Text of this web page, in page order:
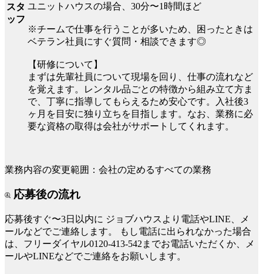
スタ
ッフ
ユニットハウスの場合、30分〜1時間ほど
※チームで仕事を行うことが多いため、困ったときは
ベテラン社員にすぐ質問・相談できます◎
【研修について】
まずは先輩社員について現場を回り、仕事の流れなど
を覚えます。レンタル品ごとの特徴から組み立て方ま
で、丁寧に指導してもらえるため安心です。入社後3
ヶ月を目安に独り立ちを目指します。なお、業務に必
要な資格の取得は会社がサポートしてくれます。
業務内容の変更範囲：会社の定めるすべての業務
応募後の流れ
応募後すぐ〜3日以内に ジョブハウスより電話やLINE、メ
ールなどでご連絡します。
もし電話に出られなかった場合
は、フリーダイヤル0120-413-542までお電話いただくか、メ
ールやLINEなどでご連絡をお願いします。